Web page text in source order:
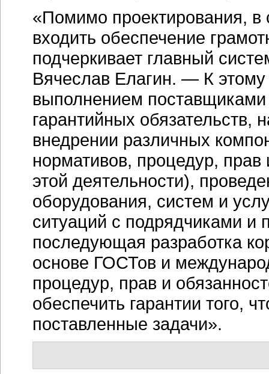
«Помимо проектирования, в
входить обеспечение
подчеркивает главный
Вячеслав Елагин. — К этому
выполнением поставщиками
гарантийных обязательств,
внедрении различных
нормативов, процедур,
этой деятельности),
оборудования, систем и
ситуаций с подрядчиками
последующая разработка
основе ГОСТов и
процедур, прав и
обеспечить гарантии того,
поставленные задачи».